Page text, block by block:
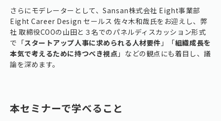
さらにモデレーターとして、Sansan株式会社 Eight事業部
Eight Career Design セールス 佐々木和哉氏をお迎えし、弊
社 取締役COOの山田と３名でのパネルディスカッション形式
で「スタートアップ人事に求められる人材要件 」「組織成長を
本気で考えるために持つべき視点 」などの観点にも着目し、議
論を深めます。
本セミナーで学べること